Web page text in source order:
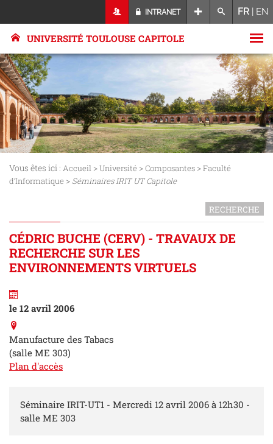
INTRANET FR | EN
UNIVERSITÉ TOULOUSE CAPITOLE
Vous êtes ici : Accueil >Université >Composantes >Faculté
d’Informatique > Séminaires IRIT UT Capitole
RECHERCHE
CÉDRIC BUCHE (CERV) - TRAVAUX DE
RECHERCHE SUR LES
ENVIRONNEMENTS VIRTUELS
le 12 avril 2006
Manufacture des Tabacs
(salle ME 303)
Plan d'accès
Séminaire IRIT-UT1 - Mercredi 12 avril 2006 à 12h30 -
salle ME 303